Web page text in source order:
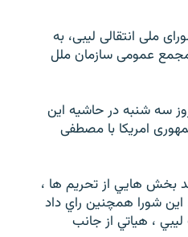
ملی انتقالی لیبی، به
عمومی سازمان ملل
سه شنبه در حاشيه اين
امریکا با مصطفی
بخش هايي از تحريم ها ،
شورا همچنين راي داد
، هياتي از جانب